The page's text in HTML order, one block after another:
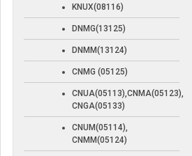
KNUX(08116)
DNMG(13125)
DNMM(13124)
CNMG (05125)
CNUA(05113),CNMA(05123),
CNGA(05133)
CNUM(05114),
CNMM(05124)